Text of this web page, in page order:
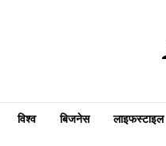
विश्व बिजनेस लाइफस्टाइल